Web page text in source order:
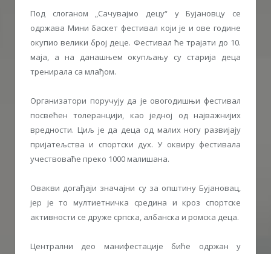
Под слоганом „Сачувајмо децу“ у Бујановцу се
одржава Мини баскет фестивал који је и ове године
окупио велики број деце. Фестивал ће трајати до 10.
маја, а на данашњем окупљању су старија деца
тренирала са млађом.
Организатори поручују да је овогодишњи фестивал
посвећен толеранцији, као једној од најважнијих
вредности. Циљ је да деца од малих ногу развијају
пријатељства и спортски дух. У оквиру фестивала
учествоваће преко 1000 малишана.
Овакви догађаји значајни су за општину Бујановац,
јер је то мултиетничка средина и кроз спортске
активности се друже српска, албанска и ромска деца.
Централни део манифестације биће одржан у